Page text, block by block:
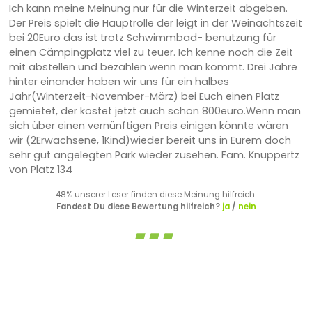
Ich kann meine Meinung nur für die Winterzeit abgeben.
Der Preis spielt die Hauptrolle der leigt in der Weinachtszeit
bei 20Euro das ist trotz Schwimmbad- benutzung für
einen Cämpingplatz viel zu teuer. Ich kenne noch die Zeit
mit abstellen und bezahlen wenn man kommt. Drei Jahre
hinter einander haben wir uns für ein halbes
Jahr(Winterzeit-November-März) bei Euch einen Platz
gemietet, der kostet jetzt auch schon 800euro.Wenn man
sich über einen vernünftigen Preis einigen könnte wären
wir (2Erwachsene, 1Kind)wieder bereit uns in Eurem doch
sehr gut angelegten Park wieder zusehen. Fam. Knuppertz
von Platz 134
48% unserer Leser finden diese Meinung hilfreich.
Fandest Du diese Bewertung hilfreich? ja/ nein